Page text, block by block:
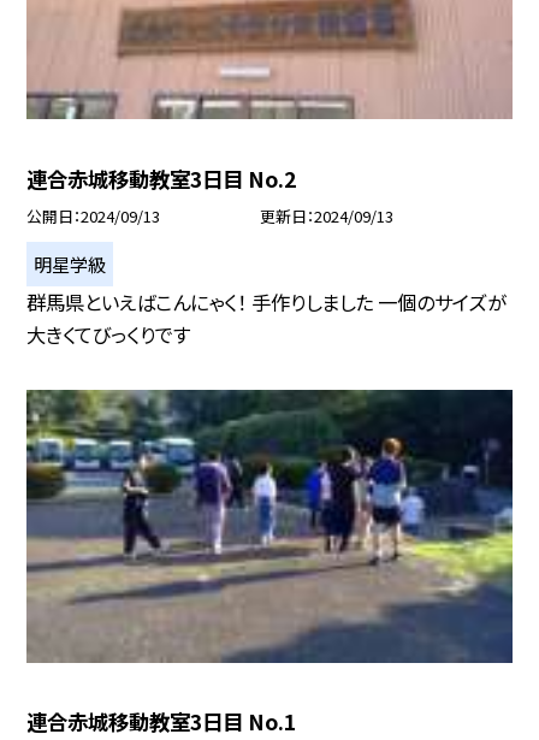
連合赤城移動教室3日目 No.2
公開日 2024/09/13 更新日 2024/09/13
明星学級
群馬県といえばこんにゃく！ 手作りしました 一個のサイズが
大きくてびっくりです
連合赤城移動教室3日目 No.1